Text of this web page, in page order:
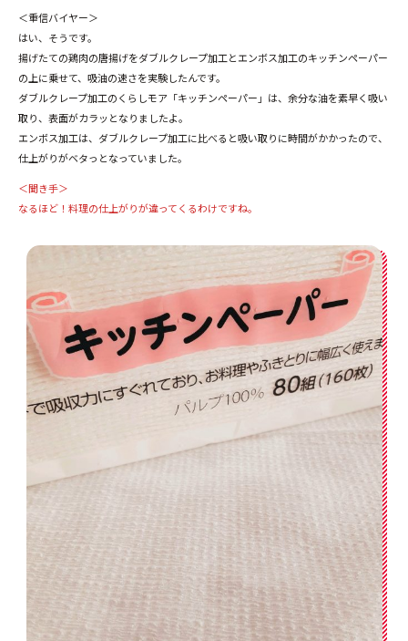
＜重信バイヤー＞
はい、そうです。
揚げたての鶏肉の唐揚げをダブルクレープ加工とエンボス加工のキッチンペーパー
の上に乗せて、吸油の速さを実験したんです。
ダブルクレープ加工のくらしモア「キッチンペーパー」は、余分な油を素早く吸い
取り、表面がカラッとなりましたよ。
エンボス加工は、ダブルクレープ加工に比べると吸い取りに時間がかかったので、
仕上がりがベタっとなっていました。
＜聞き手＞
なるほど！料理の仕上がりが違ってくるわけですね。